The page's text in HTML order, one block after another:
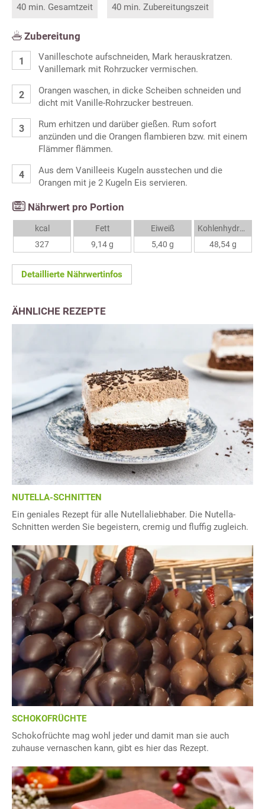
40 min. Gesamtzeit 40 min. Zubereitungszeit
Zubereitung
Vanilleschote aufschneiden, Mark herauskratzen.
Vanillemark mit Rohrzucker vermischen.
Orangen waschen, in dicke Scheiben schneiden und
dicht mit Vanille-Rohrzucker bestreuen.
Rum erhitzen und darüber gießen. Rum sofort
anzünden und die Orangen flambieren bzw. mit einem
Flämmer flämmen.
Aus dem Vanilleeis Kugeln ausstechen und die
Orangen mit je 2 Kugeln Eis servieren.
Nährwert pro Portion
kcal
327
Fett
9,14 g
Eiweiß
5,40 g
Kohlenhydrate
48,54 g
Detaillierte Nährwertinfos
ÄHNLICHE REZEPTE
NUTELLA-SCHNITTEN
Ein geniales Rezept für alle Nutellaliebhaber. Die Nutella-
Schnitten werden Sie begeistern, cremig und fluffig zugleich.
SCHOKOFRÜCHTE
Schokofrüchte mag wohl jeder und damit man sie auch
zuhause vernaschen kann, gibt es hier das Rezept.